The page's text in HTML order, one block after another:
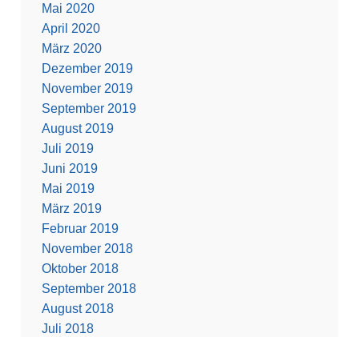
Mai 2020
April 2020
März 2020
Dezember 2019
November 2019
September 2019
August 2019
Juli 2019
Juni 2019
Mai 2019
März 2019
Februar 2019
November 2018
Oktober 2018
September 2018
August 2018
Juli 2018